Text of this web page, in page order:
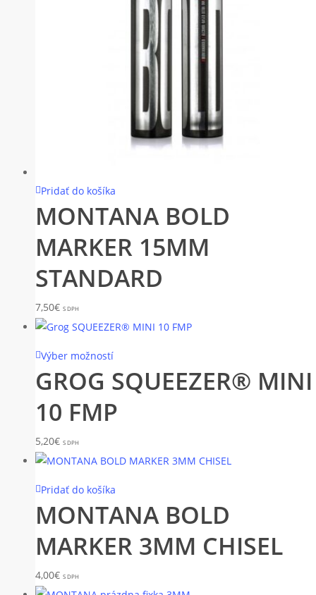
Pridať do košíka
MONTANA BOLD
MARKER 15MM
STANDARD
7,50€ S DPH
Výber možností
GROG SQUEEZER® MINI
10 FMP
5,20€ S DPH
Pridať do košíka
MONTANA BOLD
MARKER 3MM CHISEL
4,00€ S DPH